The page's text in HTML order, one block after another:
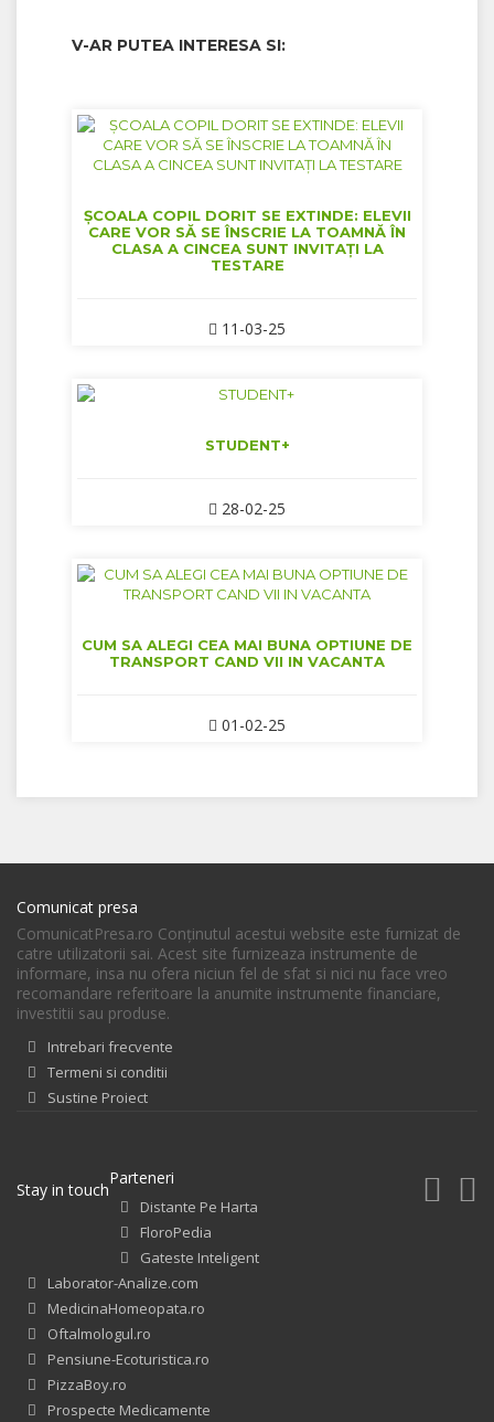
V-AR PUTEA INTERESA SI:
ȘCOALA COPIL DORIT SE EXTINDE: ELEVII
CARE VOR SĂ SE ÎNSCRIE LA TOAMNĂ ÎN
CLASA A CINCEA SUNT INVITAȚI LA
TESTARE
11-03-25
STUDENT+
28-02-25
CUM SA ALEGI CEA MAI BUNA OPTIUNE DE
TRANSPORT CAND VII IN VACANTA
01-02-25
Comunicat presa
ComunicatPresa.ro Conţinutul acestui website este furnizat de
catre utilizatorii sai. Acest site furnizeaza instrumente de
informare, insa nu ofera niciun fel de sfat si nici nu face vreo
recomandare referitoare la anumite instrumente financiare,
investitii sau produse.
Intrebari frecvente
Termeni si conditii
Sustine Proiect
Stay in touch
Parteneri
Distante Pe Harta
FloroPedia
Gateste Inteligent
Laborator-Analize.com
MedicinaHomeopata.ro
Oftalmologul.ro
Pensiune-Ecoturistica.ro
PizzaBoy.ro
Prospecte Medicamente